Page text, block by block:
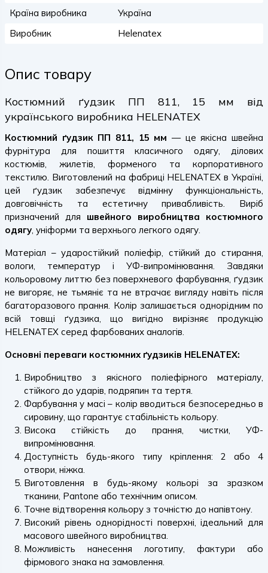
Країна виробника
Україна
Виробник
Helenatex
Опис товару
Костюмний ґудзик ПП 811, 15 мм від
українського виробника HELENATEX
Костюмний ґудзик ПП 811, 15 мм — це якісна швейна
фурнітура для пошиття класичного одягу, ділових
костюмів, жилетів, форменого та корпоративного
текстилю. Виготовлений на фабриці HELENATEX в Україні,
цей ґудзик забезпечує відмінну функціональність,
довговічність та естетичну привабливість. Виріб
призначений для швейного виробництва костюмного
одягу, уніформи та верхнього легкого одягу.
Матеріал – ударостійкий поліефір, стійкий до стирання,
вологи, температур і УФ-випромінювання. Завдяки
кольоровому литтю без поверхневого фарбування, ґудзик
не вигоряє, не тьмяніє та не втрачає вигляду навіть після
багаторазового прання. Колір залишається однорідним по
всій товщі ґудзика, що вигідно вирізняє продукцію
HELENATEX серед фарбованих аналогів.
Основні переваги костюмних ґудзиків HELENATEX:
Виробництво з якісного поліефірного матеріалу,
стійкого до ударів, подряпин та тертя.
Фарбування у масі – колір вводиться безпосередньо в
сировину, що гарантує стабільність кольору.
Висока стійкість до прання, чистки, УФ-
випромінювання.
Доступність будь-якого типу кріплення: 2 або 4
отвори, ніжка.
Виготовлення в будь-якому кольорі за зразком
тканини, Pantone або технічним описом.
Точне відтворення кольору з точністю до напівтону.
Високий рівень однорідності поверхні, ідеальний для
масового швейного виробництва.
Можливість нанесення логотипу, фактури або
фірмового знака на замовлення.